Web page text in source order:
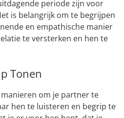
periode zijn voor
is belangrijk om te begrijpen
en empathische manier
te versterken en hen te
Tonen
om je partner te
hen te luisteren en begrip te